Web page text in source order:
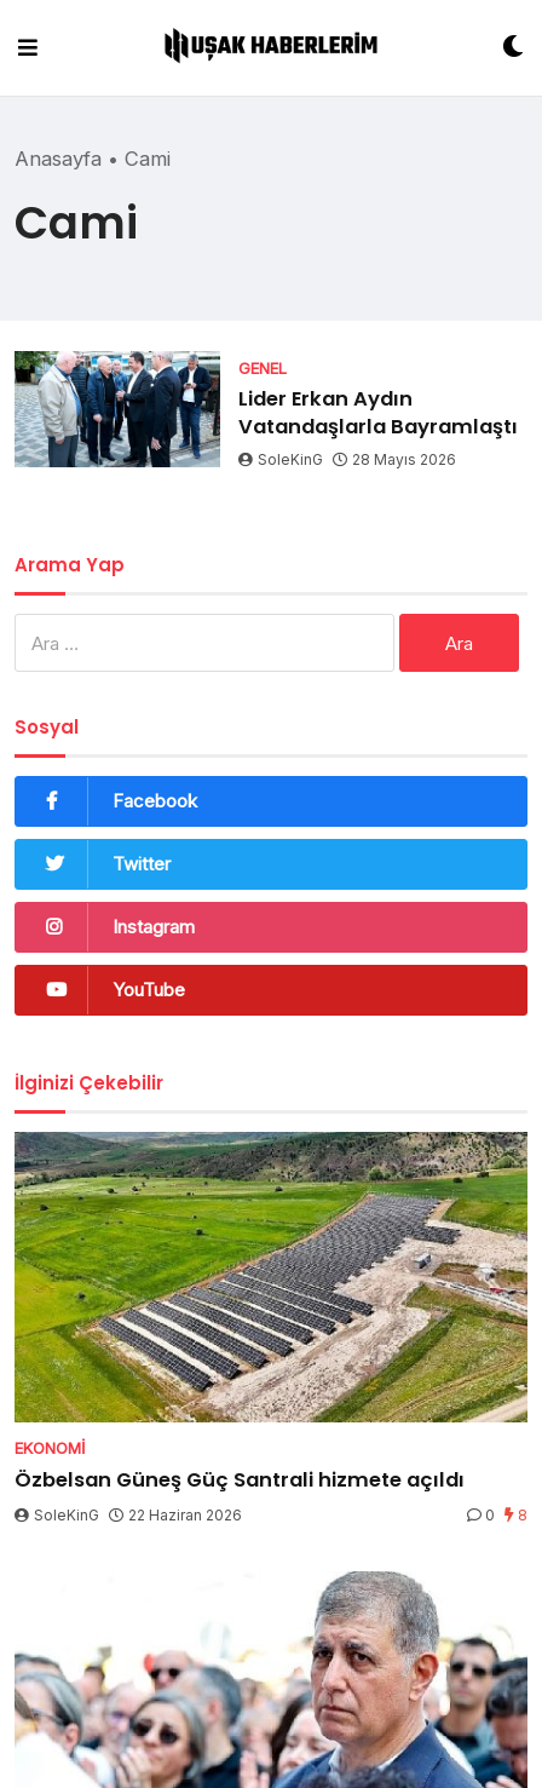
content
Anasayfa • Cami
Cami
GENEL
Lider Erkan Aydın
Vatandaşlarla Bayramlaştı
SoleKinG 28 Mayıs 2026
Arama Yap
Sosyal
Facebook
Twitter
Instagram
YouTube
İlginizi Çekebilir
EKONOMI
Özbelsan Güneş Güç Santrali hizmete açıldı
SoleKinG 22 Haziran 2026 0 8